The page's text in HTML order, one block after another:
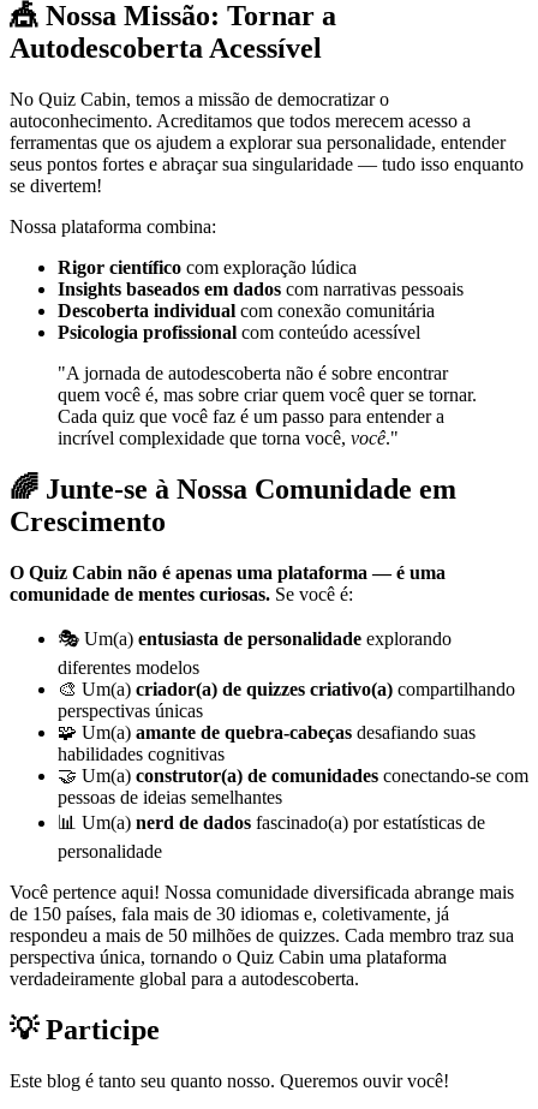
🎪 Nossa Missão: Tornar a
Autodescoberta Acessível
No Quiz Cabin, temos a missão de democratizar o
autoconhecimento. Acreditamos que todos merecem acesso a
ferramentas que os ajudem a explorar sua personalidade, entender
seus pontos fortes e abraçar sua singularidade — tudo isso enquanto
se divertem!
Nossa plataforma combina:
Rigor científico com exploração lúdica
Insights baseados em dados com narrativas pessoais
Descoberta individual com conexão comunitária
Psicologia profissional com conteúdo acessível
"A jornada de autodescoberta não é sobre encontrar
quem você é, mas sobre criar quem você quer se tornar.
Cada quiz que você faz é um passo para entender a
incrível complexidade que torna você, você."
🌈 Junte-se à Nossa Comunidade em
Crescimento
O Quiz Cabin não é apenas uma plataforma — é uma
comunidade de mentes curiosas. Se você é:
🎭 Um(a) entusiasta de personalidade explorando
diferentes modelos
🎨 Um(a) criador(a) de quizzes criativo(a) compartilhando
perspectivas únicas
🧩 Um(a) amante de quebra-cabeças desafiando suas
habilidades cognitivas
🤝 Um(a) construtor(a) de comunidades conectando-se com
pessoas de ideias semelhantes
📊 Um(a) nerd de dados fascinado(a) por estatísticas de
personalidade
Você pertence aqui! Nossa comunidade diversificada abrange mais
de 150 países, fala mais de 30 idiomas e, coletivamente, já
respondeu a mais de 50 milhões de quizzes. Cada membro traz sua
perspectiva única, tornando o Quiz Cabin uma plataforma
verdadeiramente global para a autodescoberta.
💡 Participe
Este blog é tanto seu quanto nosso. Queremos ouvir você!